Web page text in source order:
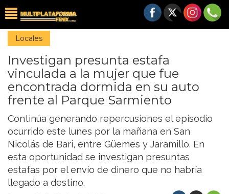
Locales
Investigan presunta estafa
vinculada a la mujer que fue
encontrada dormida en su auto
frente al Parque Sarmiento
Continúa generando repercusiones el episodio
ocurrido este lunes por la mañana en San
Nicolás de Bari, entre Güemes y Jaramillo. En
esta oportunidad se investigan presuntas
estafas por el envío de dinero que no habría
llegado a destino.